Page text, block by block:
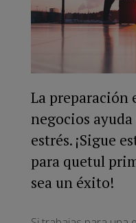
La preparación
negocios
estrés. ¡Sigue
para quetul
sea un éxito!